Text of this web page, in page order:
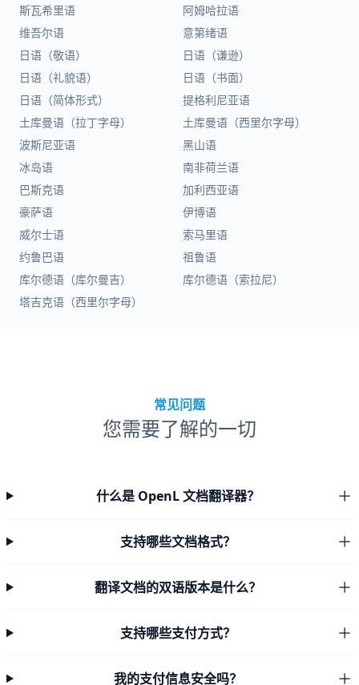
斯瓦希里语
阿姆哈拉语
维吾尔语
意第绪语
日语（敬语）
日语（谦逊）
日语（礼貌语）
日语（书面）
日语（简体形式）
提格利尼亚语
土库曼语（拉丁字母）
土库曼语（西里尔字母）
波斯尼亚语
黑山语
冰岛语
南非荷兰语
巴斯克语
加利西亚语
豪萨语
伊博语
威尔士语
索马里语
约鲁巴语
祖鲁语
库尔德语（库尔曼吉）
库尔德语（索拉尼）
塔吉克语（西里尔字母）
常见问题
您需要了解的一切
什么是 OpenL 文档翻译器？
支持哪些文档格式？
翻译文档的双语版本是什么？
支持哪些支付方式？
我的支付信息安全吗？